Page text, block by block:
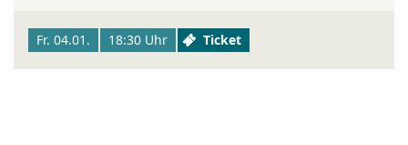
Fr. 04.01. 18:30 Uhr Ticket